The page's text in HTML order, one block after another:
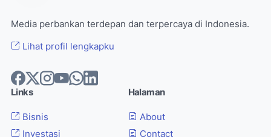
Media perbankan terdepan dan terpercaya di Indonesia.
Lihat profil lengkapku
Links
Bisnis
Investasi
Halaman
About
Contact